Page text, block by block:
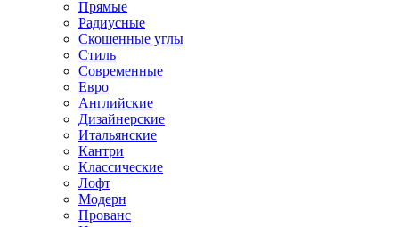
Прямые
Радиусные
Скошенные углы
Стиль
Современные
Евро
Английские
Дизайнерские
Итальянские
Кантри
Классические
Лофт
Модерн
Прованс